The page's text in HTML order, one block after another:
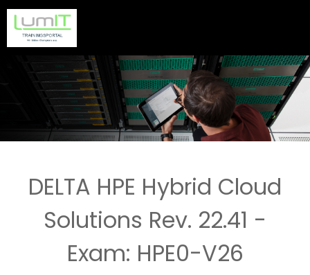
DELTA HPE Hybrid Cloud
Solutions Rev. 22.41 -
Exam: HPE0-V26